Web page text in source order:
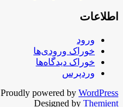
اطلاعات
ورود
خوراک ورودی‌ها
خوراک دیدگاه‌ها
وردپرس
Proudly powered by WordPress
Designed by Themient